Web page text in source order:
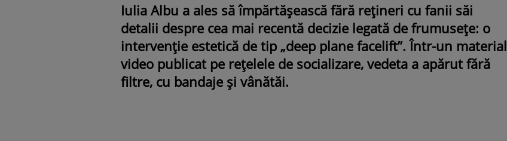
Iulia Albu a ales să împărtășească fără rețineri cu fanii săi
detalii despre cea mai recentă decizie legată de frumusețe: o
intervenție estetică de tip „deep plane facelift”. Într-un material
video publicat pe rețelele de socializare, vedeta a apărut fără
filtre, cu bandaje și vânătăi.